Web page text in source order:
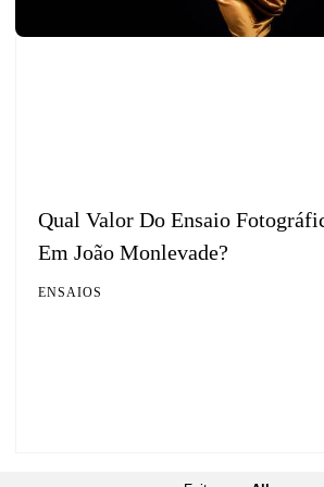
Qual Valor Do Ensaio
Em João Monlevade?
ENSAIOS